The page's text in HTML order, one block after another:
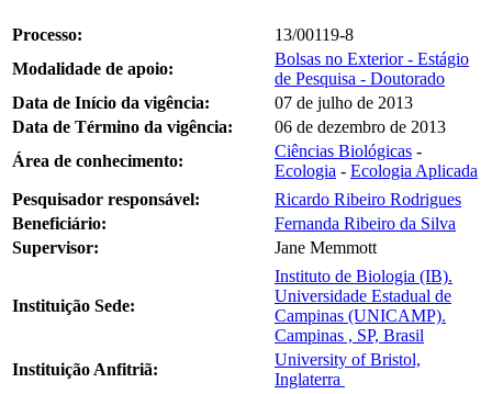
Processo:
13/00119-8
Modalidade de apoio:
Bolsas no Exterior - Estágio
de Pesquisa - Doutorado
Data de Início da vigência:
07 de julho de 2013
Data de Término da vigência:
06 de dezembro de 2013
Área de conhecimento:
Ciências Biológicas -
Ecologia - Ecologia Aplicada
Pesquisador responsável:
Ricardo Ribeiro Rodrigues
Beneficiário:
Fernanda Ribeiro da Silva
Supervisor:
Jane Memmott
Instituição Sede:
Instituto de Biologia (IB).
Universidade Estadual de
Campinas (UNICAMP).
Campinas , SP, Brasil
Instituição Anfitriã:
University of Bristol,
Inglaterra